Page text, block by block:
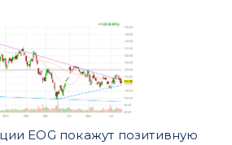
EOG покажут позитивную